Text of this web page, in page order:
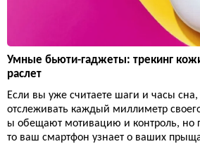
Умные бьюти-гаджеты: трекинг
раслет
Если вы уже считаете шаги и часы
отслеживать каждый миллиметр
ы обещают мотивацию и контроль, но
то ваш смартфон узнает о ваших